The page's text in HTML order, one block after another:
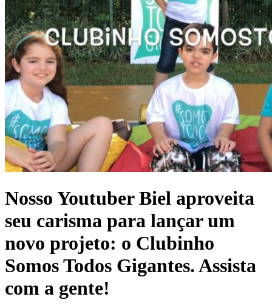
Nosso Youtuber Biel aproveita
seu carisma para lançar um
novo projeto: o Clubinho
Somos Todos Gigantes. Assista
com a gente!